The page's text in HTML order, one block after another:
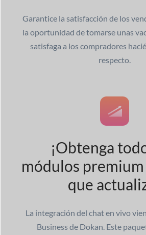
Garantice la satisfacción de los
la oportunidad de tomarse unas
satisfaga a los compradores
respecto.
¡Obtenga
módulos
que
La integración del chat en vivo
Business de Dokan. Este